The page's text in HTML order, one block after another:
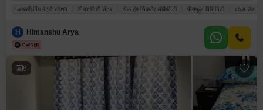
अडजॉइनिंग मेट्रो स्टेशन नियर सिटी सेंटर सेफ़ एंड सिक्योर लोकैलिटी पीसफुल विसिनिटी वाइड रोड
H Himanshu Arya
8